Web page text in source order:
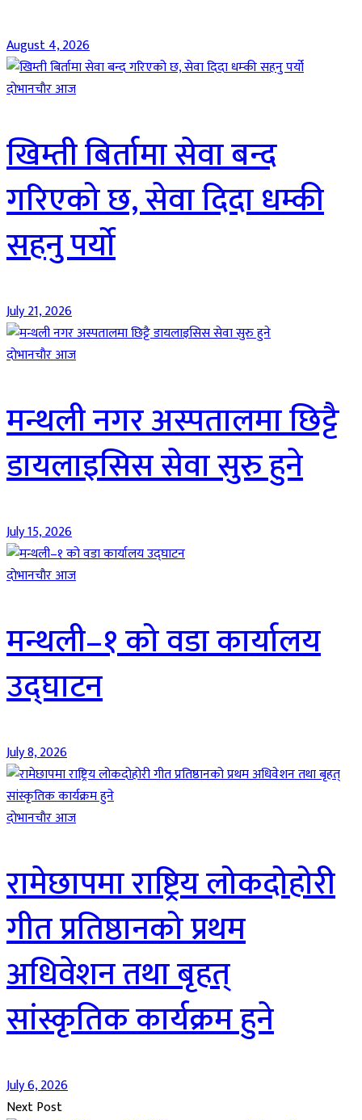
August 4, 2026
दाेभानचाैर आज
खिम्ती बिर्तामा सेवा बन्द
गरिएको छ, सेवा दिदा धम्की
सहनु पर्यो
July 21, 2026
दाेभानचाैर आज
मन्थली नगर अस्पतालमा छिट्टै
डायलाइसिस सेवा सुरु हुने
July 15, 2026
दाेभानचाैर आज
मन्थली–१ को वडा कार्यालय
उद्घाटन
July 8, 2026
दाेभानचाैर आज
रामेछापमा राष्ट्रिय लोकदोहोरी
गीत प्रतिष्ठानको प्रथम
अधिवेशन तथा बृहत्
सांस्कृतिक कार्यक्रम हुने
July 6, 2026
Next Post